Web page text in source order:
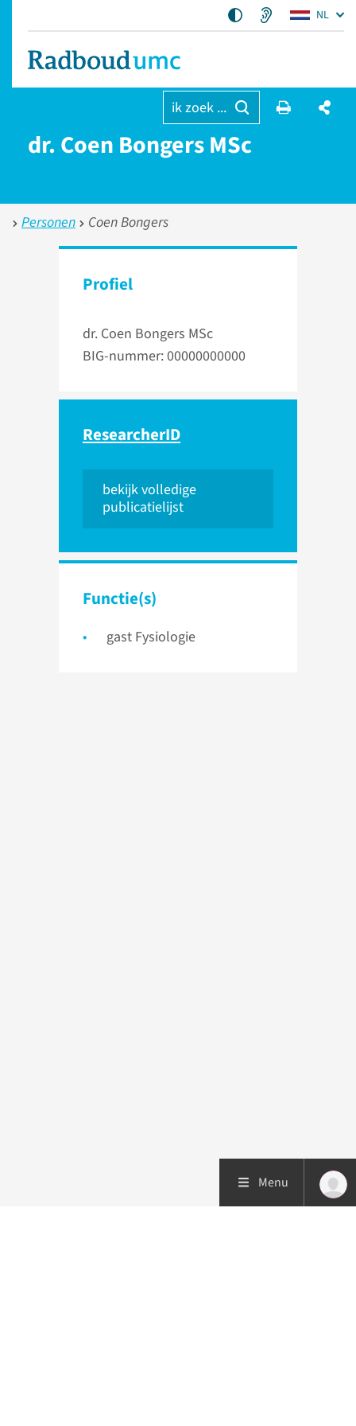
NL
ik zoek ...
dr. Coen Bongers MSc
Personen Coen Bongers
Profiel
dr. Coen Bongers MSc
BIG-nummer: 00000000000
ResearcherID
bekijk volledige
publicatielijst
Functie(s)
gast Fysiologie
Menu